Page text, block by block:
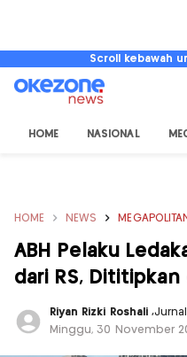
Scroll kebawah
HOME NASIONAL
HOME NEWS
ABH Pelaku
dari RS, Dititipkan
Riyan Rizki Roshali ,
Minggu, 30 November